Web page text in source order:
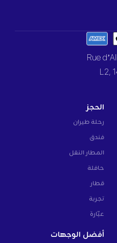
الحجز
رحلة طيران
فندق
المطار النقل
حافلة
قطار
تجربة
عبّارة
أفضل الوجهات